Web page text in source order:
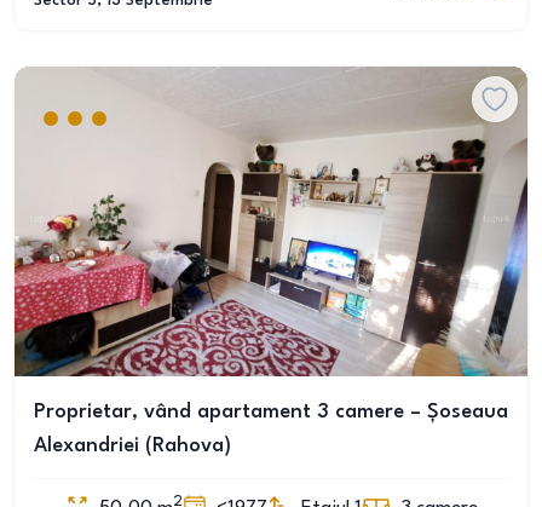
Proprietar, vând apartament 3 camere – Șoseaua
Alexandriei (Rahova)
2